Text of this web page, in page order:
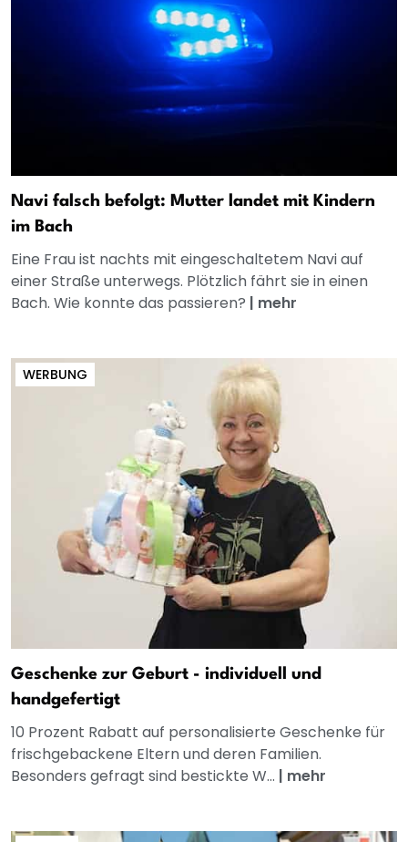
Navi falsch befolgt: Mutter landet mit Kindern
im Bach
Eine Frau ist nachts mit eingeschaltetem Navi auf
einer Straße unterwegs. Plötzlich fährt sie in einen
Bach. Wie konnte das passieren? | mehr
WERBUNG
Geschenke zur Geburt - individuell und
handgefertigt
10 Prozent Rabatt auf personalisierte Geschenke für
frischgebackene Eltern und deren Familien.
Besonders gefragt sind bestickte W... | mehr